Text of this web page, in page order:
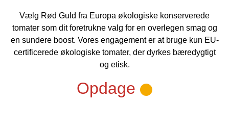
Vælg Rød Guld fra Europa økologiske konserverede
tomater som dit foretrukne valg for en overlegen smag og
en sundere boost. Vores engagement er at bruge kun EU-
certificerede økologiske tomater, der dyrkes bæredygtigt
og etisk.
Opdage